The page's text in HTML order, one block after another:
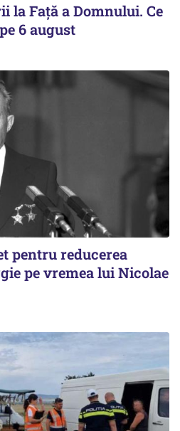
la Față a Domnului. Ce
6 august
pentru reducerea
pe vremea lui Nicolae